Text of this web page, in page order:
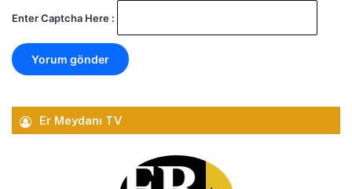
Enter Captcha Here :
Er Meydanı TV